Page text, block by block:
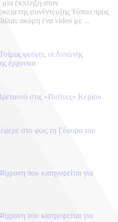
έκπληξη στον
της συνέντευξης Τύπου προς
ακόμη ένα video με ...
φεύγει, οι Αντώνης
έρχονται
στις «Πισίνες» Κερίου
στο φως τη Γέφυρα του
που κατηγορείται για
που κατηγορείται για